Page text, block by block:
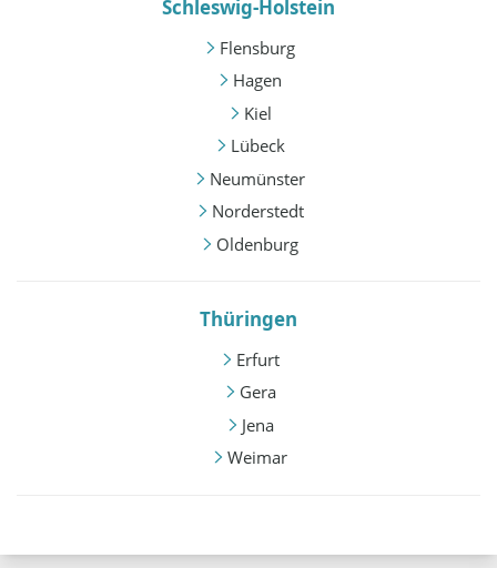
Schleswig-Holstein
Flensburg
Hagen
Kiel
Lübeck
Neumünster
Norderstedt
Oldenburg
Thüringen
Erfurt
Gera
Jena
Weimar